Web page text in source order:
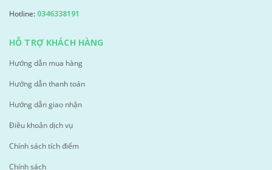
Hotline: 0346338191
HỖ TRỢ KHÁCH HÀNG
Hướng dẫn mua hàng
Hướng dẫn thanh toán
Hướng dẫn giao nhận
Điều khoản dịch vụ
Chính sách tích điểm
Chính sách